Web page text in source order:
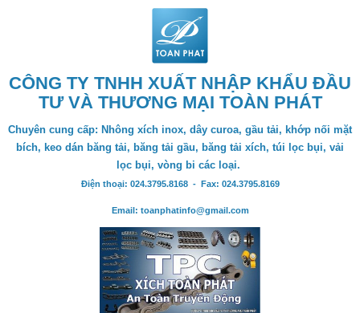
CÔNG TY TNHH XUẤT NHẬP KHẨU ĐẦU
TƯ VÀ THƯƠNG MẠI TOÀN PHÁT
Chuyên cung cấp: Nhông xích inox, dây curoa, gầu tải, khớp nối mặt
bích, keo dán băng tải, băng tải gầu, băng tải xích, túi lọc bụi, vải
lọc bụi, vòng bi các loại.
Điện thoại: 024.3795.8168 - Fax: 024.3795.8169
Email: toanphatinfo@gmail.com